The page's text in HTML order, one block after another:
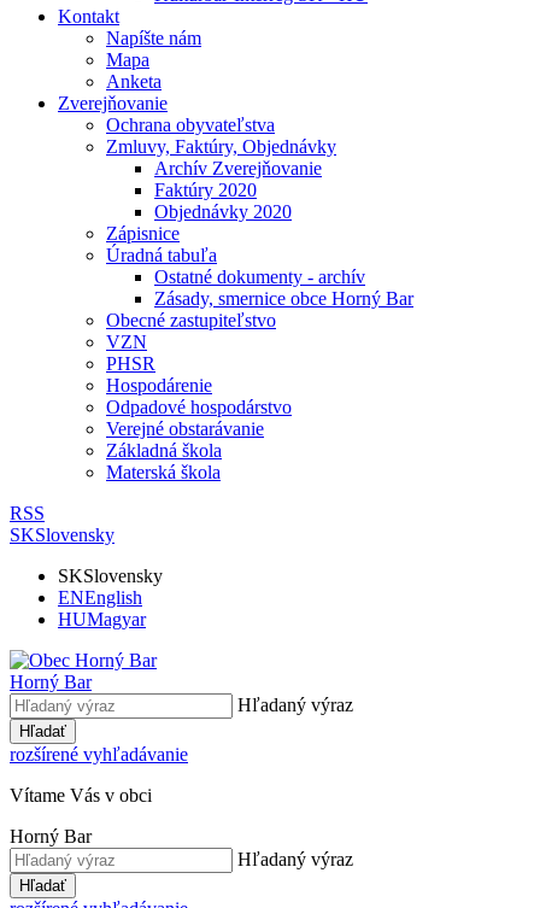
Kontakt
Napíšte nám
Mapa
Anketa
Zverejňovanie
Ochrana obyvateľstva
Zmluvy, Faktúry, Objednávky
Archív Zverejňovanie
Faktúry 2020
Objednávky 2020
Zápisnice
Úradná tabuľa
Ostatné dokumenty - archív
Zásady, smernice obce Horný Bar
Obecné zastupiteľstvo
VZN
PHSR
Hospodárenie
Odpadové hospodárstvo
Verejné obstarávanie
Základná škola
Materská škola
RSS
SKSlovensky
SKSlovensky
ENEnglish
HUMagyar
Horný Bar
Hľadaný výraz
Hľadať
rozšírené vyhľadávanie
Vítame Vás v obci
Horný Bar
Hľadaný výraz
Hľadať